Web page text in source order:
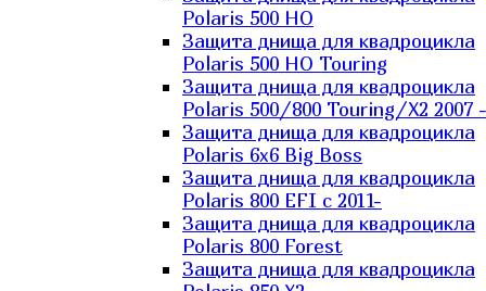
Polaris 500 HO
Защита днища для квадроцикла
Polaris 500 HO Touring
Защита днища для квадроцикла
Polaris 500/800 Touring/X2 2007 -
Защита днища для квадроцикла
Polaris 6х6 Big Boss
Защита днища для квадроцикла
Polaris 800 EFI с 2011-
Защита днища для квадроцикла
Polaris 800 Forest
Защита днища для квадроцикла